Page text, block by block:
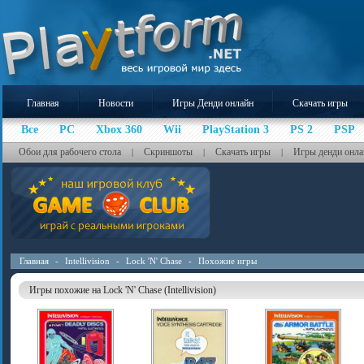
Главная Новости Игры Денди онлайн Скачать игры
Все PC Xbox 360 Wii PlayStation 3 PS 2 PSP
Обои для рабочего стола | Скриншоты | Скачать игры | Игры денди
Главная - Intellivision - Lock 'N' Chase - Похожие игры
Игры похожие на Lock 'N' Chase (Intellivision)